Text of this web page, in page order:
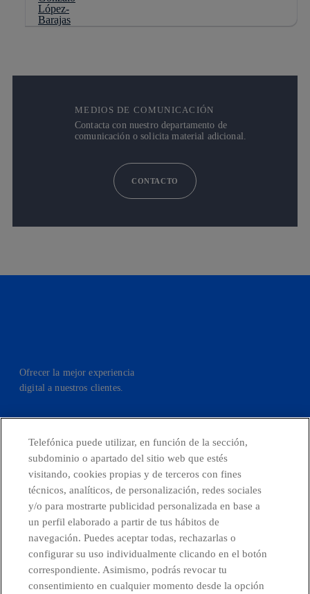
MEDIOS DE COMUNICACIÓN
Contacta con nuestro departamento de
comunicación o solicita material adicional.
CONTACTO
Ofrecer la mejor experiencia
digital a nuestros clientes.
facebook linkedin twitter instagram
CONTACTO
Telefónica puede utilizar, en función de la sección,
subdominio o apartado del sitio web que estés
visitando, cookies propias y de terceros con fines
técnicos, analíticos, de personalización, redes sociales
y/o para mostrarte publicidad personalizada en base a
un perfil elaborado a partir de tus hábitos de
navegación. Puedes aceptar todas, rechazarlas o
configurar su uso individualmente clicando en el botón
correspondiente. Asimismo, podrás revocar tu
consentimiento en cualquier momento desde la opción